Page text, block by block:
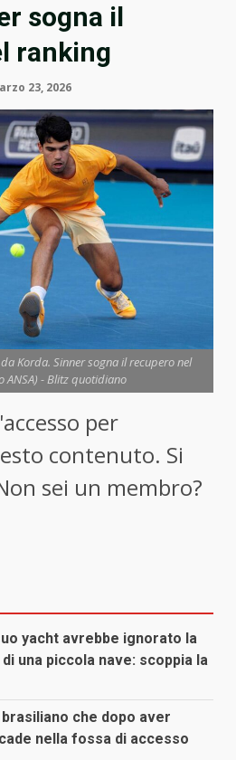
sogna il
ranking
23, 2026
Korda. Sinner sogna il recupero nel
ANSA) - Blitz quotidiano
per
contenuto. Si
sei un membro?
yacht avrebbe ignorato la
una piccola nave: scoppia la
che dopo aver
nella fossa di accesso